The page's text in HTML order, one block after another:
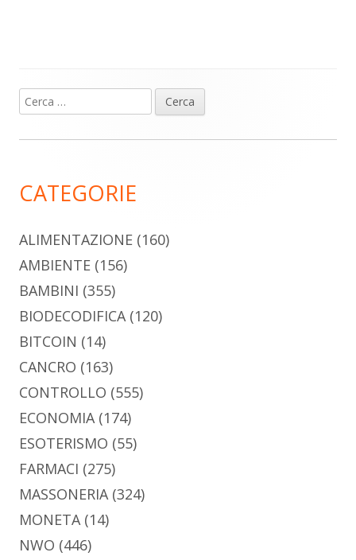
Barra
laterale
Ricerca
per:
CATEGORIE
ALIMENTAZIONE (160)
AMBIENTE (156)
BAMBINI (355)
BIODECODIFICA(120)
BITCOIN (14)
CANCRO (163)
CONTROLLO (555)
ECONOMIA(174)
ESOTERISMO (55)
FARMACI (275)
MASSONERIA(324)
MONETA(14)
NWO (446)